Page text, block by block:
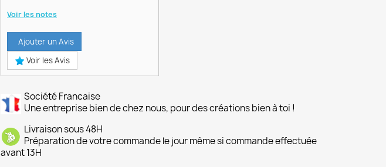
Voir les notes
Ajouter un Avis
Voir les Avis
Société Francaise
Une entreprise bien de chez nous, pour des créations bien à toi !
Livraison sous 48H
Préparation de votre commande le jour même si commande effectuée
avant 13H